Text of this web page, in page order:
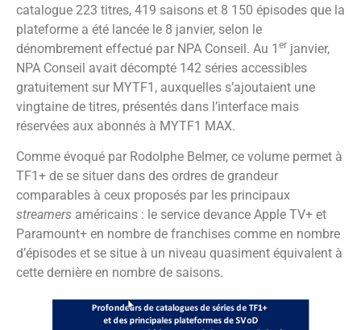
catalogue 223 titres, 419 saisons et 8 150 épisodes que la
plateforme a été lancée le 8 janvier, selon le
dénombrement effectué par NPA Conseil. Au 1 er janvier,
NPA Conseil avait décompté 142 séries accessibles
gratuitement sur MYTF1, auxquelles s’ajoutaient une
vingtaine de titres, présentés dans l’interface mais
réservées aux abonnés à MYTF1 MAX.
Comme évoqué par Rodolphe Belmer, ce volume permet à
TF1+ de se situer dans des ordres de grandeur
comparables à ceux proposés par les principaux
streamers américains : le service devance Apple TV+ et
Paramount+ en nombre de franchises comme en nombre
d’épisodes et se situe à un niveau quasiment équivalent à
cette dernière en nombre de saisons.